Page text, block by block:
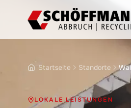
Startseite Standorte
LOKALE LEISTUNGEN